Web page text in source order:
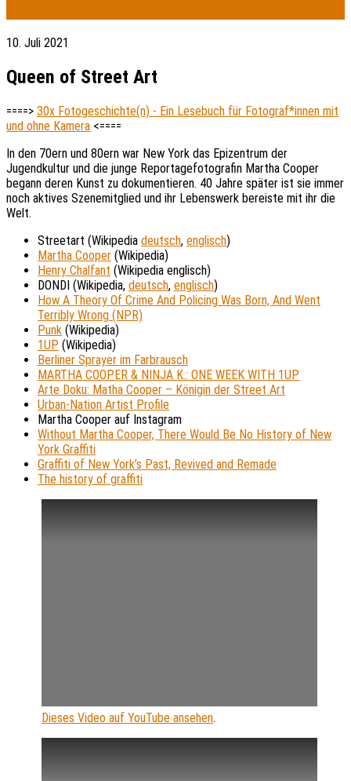
10. Juli 2021
Queen of Street Art
====> 30x Fotogeschichte(n) - Ein Lesebuch für Fotograf*innen mit
und ohne Kamera <====
In den 70ern und 80ern war New York das Epizentrum der
Jugendkultur und die junge Reportagefotografin Martha Cooper
begann deren Kunst zu dokumentieren. 40 Jahre später ist sie immer
noch aktives Szenemitglied und ihr Lebenswerk bereiste mit ihr die
Welt.
Streetart (Wikipedia deutsch, englisch)
Martha Cooper (Wikipedia)
Henry Chalfant (Wikipedia englisch)
DONDI (Wikipedia, deutsch, englisch)
How A Theory Of Crime And Policing Was Born, And Went
Terribly Wrong (NPR)
Punk (Wikipedia)
1UP (Wikipedia)
Berliner Sprayer im Farbrausch
MARTHA COOPER & NINJA K.: ONE WEEK WITH 1UP
Arte Doku: Matha Cooper – Königin der Street Art
Urban-Nation Artist Profile
Martha Cooper auf Instagram
Without Martha Cooper, There Would Be No History of New
York Graffiti
Graffiti of New York’s Past, Revived and Remade
The history of graffiti
Dieses Video auf YouTube ansehen.